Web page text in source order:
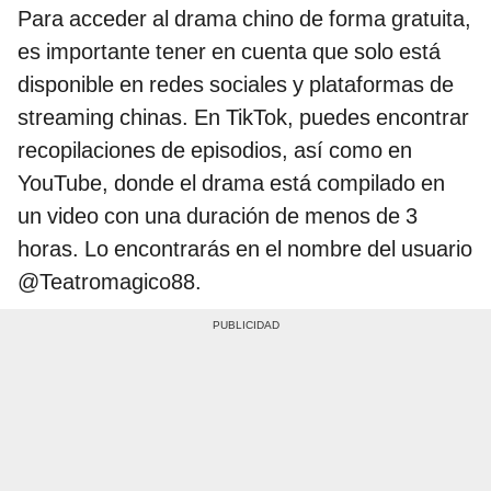
Para acceder al drama chino de forma gratuita,
es importante tener en cuenta que solo está
disponible en redes sociales y plataformas de
streaming chinas. En TikTok, puedes encontrar
recopilaciones de episodios, así como en
YouTube, donde el drama está compilado en
un video con una duración de menos de 3
horas. Lo encontrarás en el nombre del usuario
@Teatromagico88.